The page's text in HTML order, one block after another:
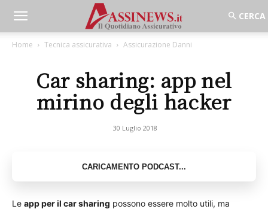
Home Tecnica assicurativa Assicurazione Danni
Car sharing: app nel
mirino degli hacker
30 Luglio 2018
Le app per il car sharing possono essere molto utili, ma